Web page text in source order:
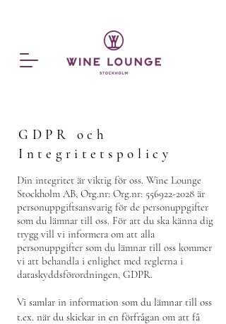
GDPR och
Integritetspolicy
Din integritet är viktig för oss. Wine Lounge
Stockholm AB, Org.nr: Org.nr: 556922-2028 är
personuppgiftsansvarig för de personuppgifter
som du lämnar till oss. För att du ska känna dig
trygg vill vi informera om att alla
personuppgifter som du lämnar till oss kommer
vi att behandla i enlighet med reglerna i
dataskyddsförordningen, GDPR.
Vi samlar in information som du lämnar till oss
t.ex. när du skickar in en förfrågan om att få